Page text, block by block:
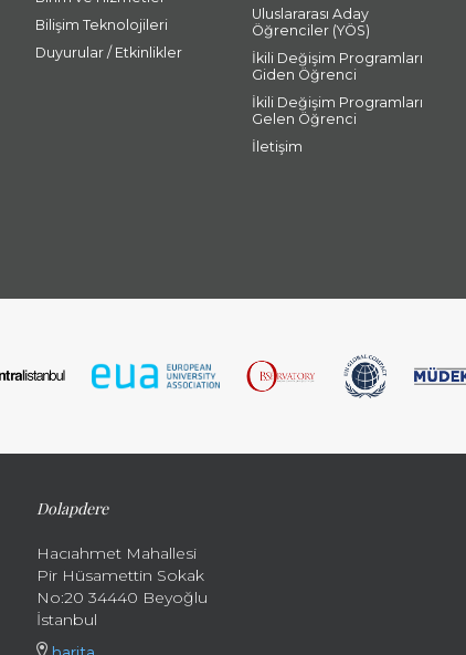
Bilişim Teknolojileri
Duyurular / Etkinlikler
Uluslararası Aday
Öğrenciler (YÖS)
İkili Değişim Programları
Giden Öğrenci
İkili Değişim Programları
Gelen Öğrenci
İletişim
Dolapdere
Hacıahmet Mahallesi
Pir Hüsamettin Sokak
No:20 34440 Beyoğlu
İstanbul